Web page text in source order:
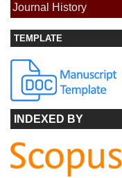
Journal History
TEMPLATE
INDEXED BY